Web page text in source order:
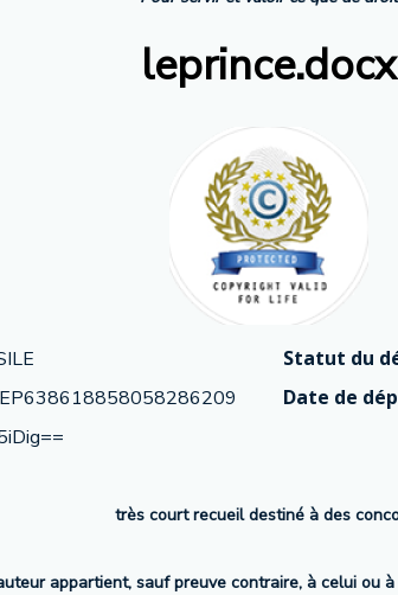
leprince.docx
Statut du
Date de
très court recueil destiné à des
appartient, sauf preuve contraire, à celui ou